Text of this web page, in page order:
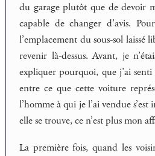
du garage plutôt que de devoir
capable de changer d’avis.
l’emplacement du sous-sol
revenir là-dessus. Avant, je
expliquer pourquoi, que j’ai
entre ce que cette voiture
l’homme à qui je l’ai vendue
elle se trouve, ce n’est plus mon
La première fois, quand les